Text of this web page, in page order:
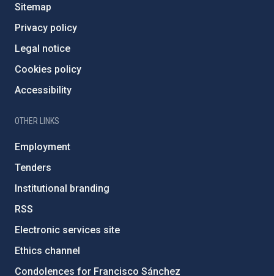
Sitemap
Privacy policy
Legal notice
Cookies policy
Accessibility
OTHER LINKS
Employment
Tenders
Institutional branding
RSS
Electronic services site
Ethics channel
Condolences for Francisco Sánchez